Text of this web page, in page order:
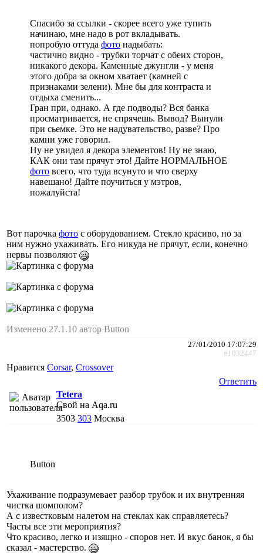
Спасибо за ссылки - скорее всего уже тупить
начинаю, мне надо в рот вкладывать.
попробую оттуда фото надыбать:
частично видно - трубки торчат с обеих сторон,
никакого декора. Каменные джунгли - у меня
этого добра за окном хватает (камней с
признаками зелени). Мне бы для контраста и
отдыха сменить...
Гран при, однако. А где подводы? Вся банка
просматривается, не спрячешь. Вывод? Вынули
при сьемке. Это не надувательство, разве? Про
камни уже говорил.
Ну не увидел я декора элементов! Ну не знаю,
КАК они там прячут это! Дайте НОРМАЛЬНОЕ
фото всего, что туда всунуто и что сверху
навешано! Дайте поучиться у мэтров,
пожалуйста!
Вот парочка фото с оборудованием. Стекло красиво, но за
ним нужно ухаживать. Его никуда не прячут, если, конечно
нервы позволяют
Изменено 27.1.10 автор Button
27/01/2010 17:07:29
#1032447
Нравится Corsar, Crossover
Ответить
Tetera
Свой на Aqa.ru
3503 303 Москва
Button
Ухаживание подразумевает разбор трубок и их внутренняя
чистка шомполом?
А с известковым налетом на стеклах как справляетесь?
Часты все эти мероприятия?
Что красиво, легко и изящно - споров нет. И вкус банок, я бы
сказал - мастерство.